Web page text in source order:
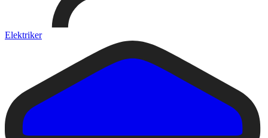
Elektriker